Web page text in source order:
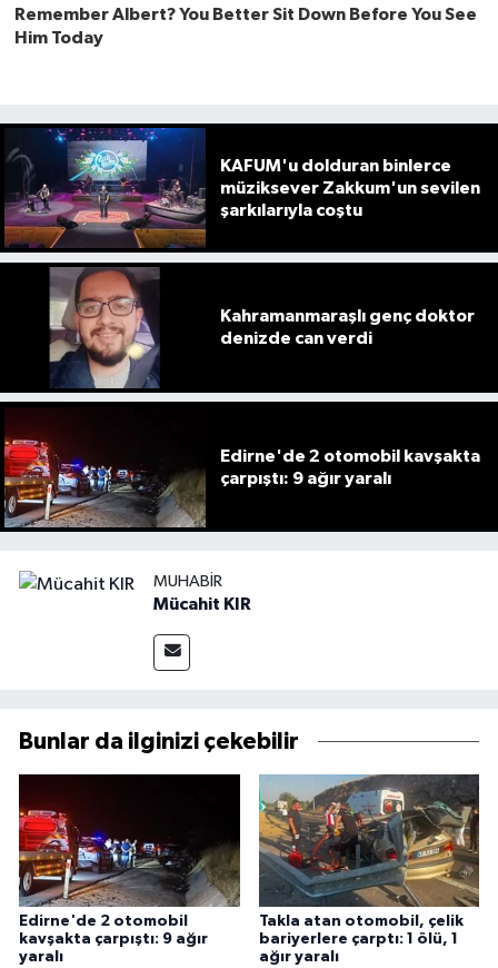
KAFUM'u dolduran binlerce
müziksever Zakkum'un sevilen
şarkılarıyla coştu
Kahramanmaraşlı genç doktor
denizde can verdi
Edirne'de 2 otomobil kavşakta
çarpıştı: 9 ağır yaralı
MUHABIR
Mücahit KIR
Bunlar da ilginizi çekebilir
Edirne'de 2 otomobil
kavşakta çarpıştı: 9 ağır
yaralı
Takla atan otomobil, çelik
bariyerlere çarptı: 1 ölü, 1
ağır yaralı